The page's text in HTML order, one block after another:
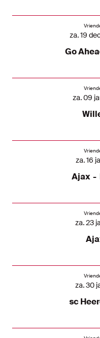
za. 19
Go
za. 09
za. 16
Ajax -
za. 23
za. 30
sc